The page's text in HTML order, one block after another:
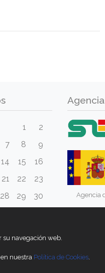
1
2
7 8
9
14 15
16
21 22
23
28 29
30
Agencia
su navegación web.
nuestra Política de Cookies.